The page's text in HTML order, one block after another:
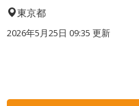
東京都
2026年5月25日 09:35 更新